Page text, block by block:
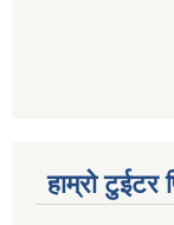
हाम्रो टुईटर